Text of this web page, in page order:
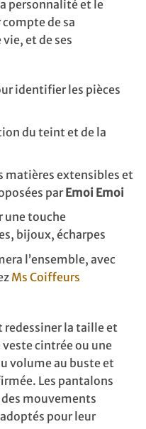
personnalité et le
de sa
et de ses
identifier les pièces
du teint et de la
matières extensibles et
parEmoi Emoi
une touche
bijoux, écharpes
l’ensemble, avec
Ms Coiffeurs
la taille et
cintrée ou une
volume au buste et
Les pantalons
mouvements
pour leur